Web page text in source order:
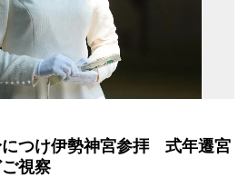
つけ伊勢神宮参拝 式年遷宮
視察